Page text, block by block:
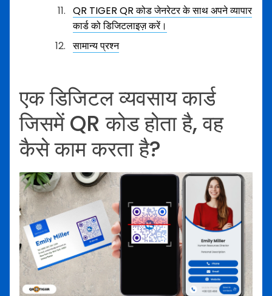
QR TIGER QR कोड जेनरेटर के साथ अपने व्यापार
कार्ड को डिजिटलाइज़ करें।
सामान्य प्रश्न
एक डिजिटल व्यवसाय कार्ड
जिसमें QR कोड होता है, वह
कैसे काम करता है?